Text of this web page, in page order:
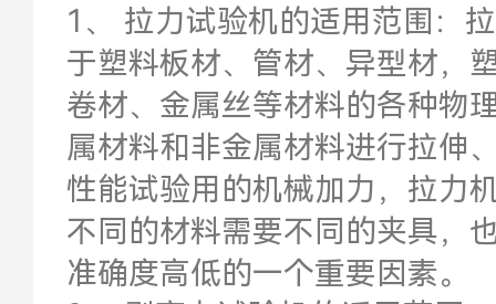
1、 拉力试验机的适用范围：
于塑料板材、管材、异型材，
卷材、金属丝等材料的各种物
属材料和非金属材料进行拉伸
性能试验用的机械加力，拉力
不同的材料需要不同的夹具，
准确度高低的一个重要因素。